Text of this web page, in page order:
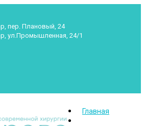
пер. Плановый, 24
ул.Промышленная, 24/1
Главная